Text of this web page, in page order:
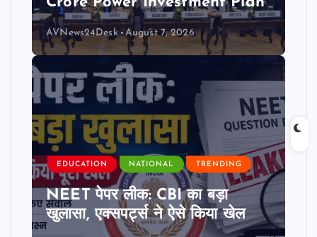
AVNews24Desk August 7, 2026
EDUCATION NATIONAL TRENDING
NEET पेपर लीक: CBI का बड़ा
खुलासा, एक्सपर्ट्स ने ऐसे किया खेल